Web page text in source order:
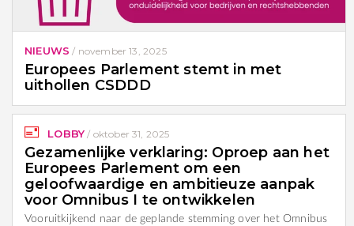
NIEUWS / november 13, 2025
Europees Parlement stemt in met
uithollen CSDDD
LOBBY / oktober 31, 2025
Gezamenlijke verklaring: Oproep aan het
Europees Parlement om een
geloofwaardige en ambitieuze aanpak
voor Omnibus I te ontwikkelen
Vooruitkijkend naar de geplande stemming over het Omnibus